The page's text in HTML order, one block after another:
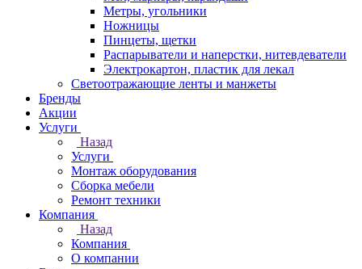
Метры, угольники
Ножницы
Пинцеты, щетки
Распарыватели и наперстки, нитевдеватели
Электрокартон, пластик для лекал
Светоотражающие ленты и манжеты
Бренды
Акции
Услуги
Назад
Услуги
Монтаж оборудования
Сборка мебели
Ремонт техники
Компания
Назад
Компания
О компании